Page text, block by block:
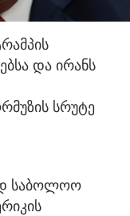
და ირანს
სრუტე
საბოლოო